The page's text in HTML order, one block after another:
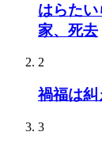
はらた
家、死去
2
禍福は糾
3